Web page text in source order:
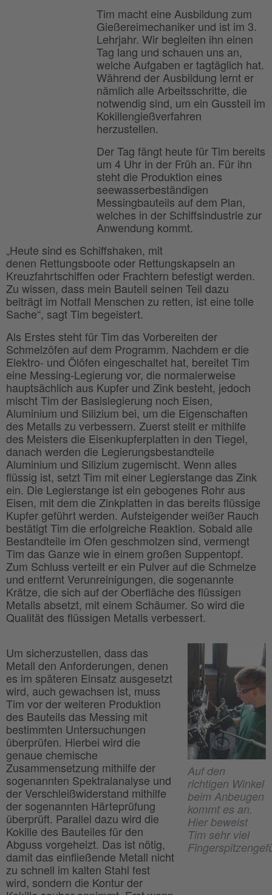
Tim macht eine Ausbildung zum
Gießereimechaniker und ist im 3.
Lehrjahr. Wir begleiten ihn einen
Tag lang und schauen uns an,
welche Aufgaben er tagtäglich hat.
Während der Ausbildung lernt er
nämlich alle Arbeitsschritte, die
notwendig sind, um ein Gussteil im
Kokillengießverfahren
herzustellen.
Der Tag fängt heute für Tim bereits
um 4 Uhr in der Früh an. Für ihn
steht die Produktion eines
seewasserbeständigen
Messingbauteils auf dem Plan,
welches in der Schiffsindustrie zur
Anwendung kommt.
„Heute sind es Schiffshaken, mit
denen Rettungsboote oder Rettungskapseln an
Kreuzfahrtschiffen oder Frachtern befestigt werden.
Zu wissen, dass mein Bauteil seinen Teil dazu
beiträgt im Notfall Menschen zu retten, ist eine tolle
Sache“, sagt Tim begeistert.
Als Erstes steht für Tim das Vorbereiten der
Schmelzöfen auf dem Programm. Nachdem er die
Elektro- und Ölöfen eingeschaltet hat, bereitet Tim
eine Messing-Legierung vor, die normalerweise
hauptsächlich aus Kupfer und Zink besteht, jedoch
mischt Tim der Basislegierung noch Eisen,
Aluminium und Silizium bei, um die Eigenschaften
des Metalls zu verbessern. Zuerst stellt er mithilfe
des Meisters die Eisenkupferplatten in den Tiegel,
danach werden die Legierungsbestandteile
Aluminium und Silizium zugemischt. Wenn alles
flüssig ist, setzt Tim mit einer Legierstange das Zink
ein. Die Legierstange ist ein gebogenes Rohr aus
Eisen, mit dem die Zinkplatten in das bereits flüssige
Kupfer geführt werden. Aufsteigender weißer Rauch
bestätigt Tim die erfolgreiche Reaktion. Sobald alle
Bestandteile im Ofen geschmolzen sind, vermengt
Tim das Ganze wie in einem großen Suppentopf.
Zum Schluss verteilt er ein Pulver auf die Schmelze
und entfernt Verunreinigungen, die sogenannte
Krätze, die sich auf der Oberfläche des flüssigen
Metalls absetzt, mit einem Schäumer. So wird die
Qualität des flüssigen Metalls verbessert.
Um sicherzustellen, dass das
Metall den Anforderungen, denen
es im späteren Einsatz ausgesetzt
wird, auch gewachsen ist, muss
Tim vor der weiteren Produktion
des Bauteils das Messing mit
bestimmten Untersuchungen
überprüfen. Hierbei wird die
genaue chemische
Zusammensetzung mithilfe der
sogenannten Spektralanalyse und
der Verschleißwiderstand mithilfe
der sogenannten Härteprüfung
überprüft. Parallel dazu wird die
Kokille des Bauteiles für den
Abguss vorgeheizt. Das ist nötig,
damit das einfließende Metall nicht
zu schnell im kalten Stahl fest
wird, sondern die Kontur der
Auf den
richtigen Winkel
beim Anbeugen
kommt es an.
Hier beweist
Tim sehr viel